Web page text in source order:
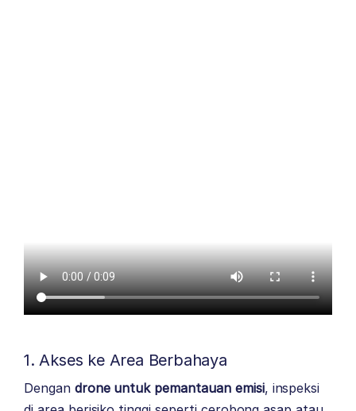
1. Akses ke Area Berbahaya
Dengan drone untuk pemantauan emisi, inspeksi